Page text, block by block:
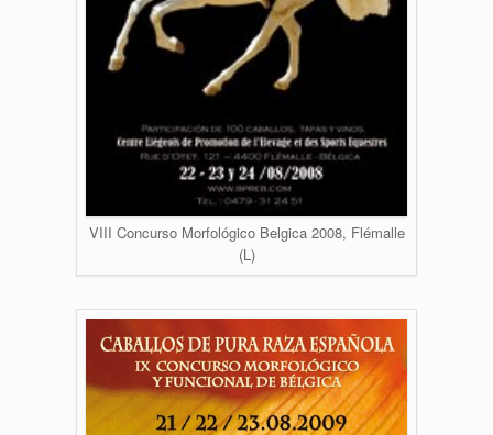
VIII Concurso Morfológico Belgica 2008, Flémalle
(L)